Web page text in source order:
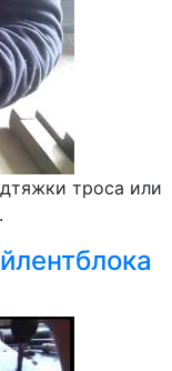
троса или